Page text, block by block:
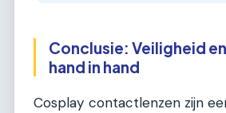
Conclusie: Veiligheid
hand in hand
Cosplay contactlenzen zijn